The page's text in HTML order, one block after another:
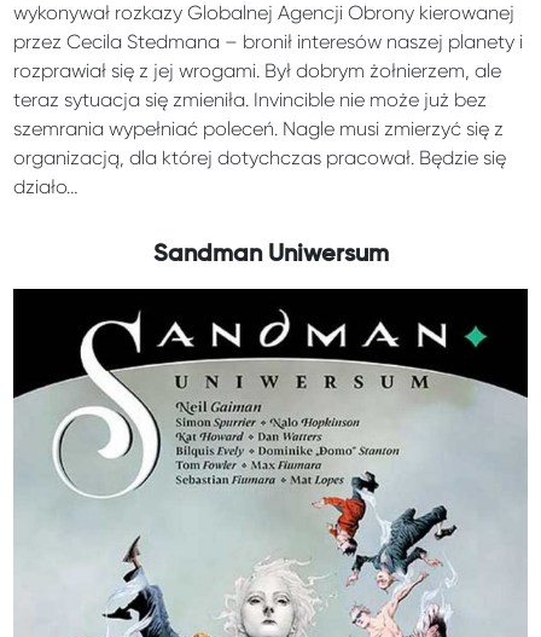
wykonywał rozkazy Globalnej Agencji Obrony kierowanej
przez Cecila Stedmana – bronił interesów naszej planety i
rozprawiał się z jej wrogami. Był dobrym żołnierzem, ale
teraz sytuacja się zmieniła. Invincible nie może już bez
szemrania wypełniać poleceń. Nagle musi zmierzyć się z
organizacją, dla której dotychczas pracował. Będzie się
działo…
Sandman Uniwersum